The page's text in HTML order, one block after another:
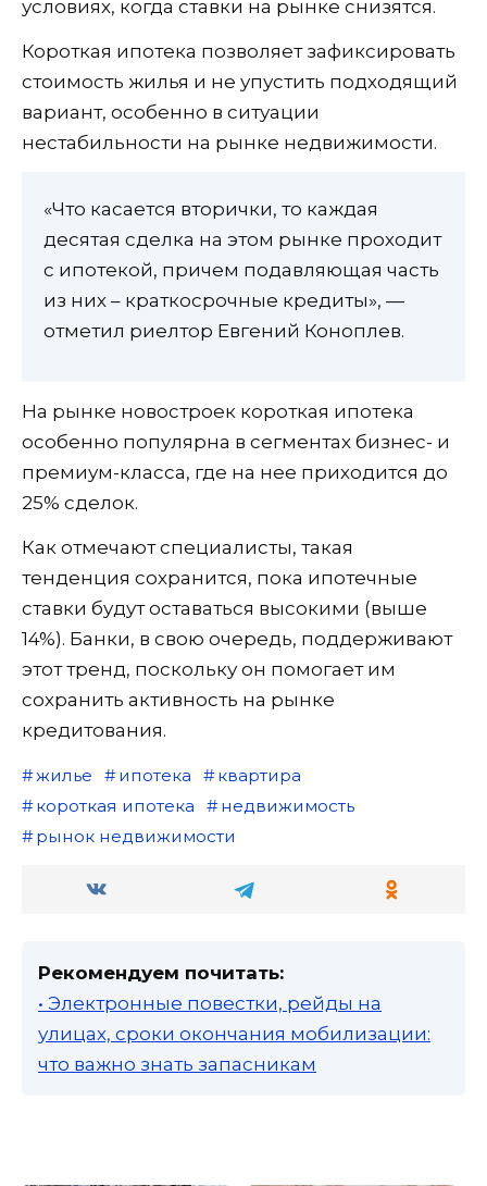
условиях, когда ставки на рынке снизятся.
Короткая ипотека позволяет зафиксировать
стоимость жилья и не упустить подходящий
вариант, особенно в ситуации
нестабильности на рынке недвижимости.
«Что касается вторички, то каждая
десятая сделка на этом рынке проходит
с ипотекой, причем подавляющая часть
из них – краткосрочные кредиты», —
отметил риелтор Евгений Коноплев.
На рынке новостроек короткая ипотека
особенно популярна в сегментах бизнес- и
премиум-класса, где на нее приходится до
25% сделок.
Как отмечают специалисты, такая
тенденция сохранится, пока ипотечные
ставки будут оставаться высокими (выше
14%). Банки, в свою очередь, поддерживают
этот тренд, поскольку он помогает им
сохранить активность на рынке
кредитования.
жилье ипотека
квартира
короткая ипотека
недвижимость
рынок недвижимости
Рекомендуем почитать:
• Электронные повестки, рейды на
улицах, сроки окончания мобилизации:
что важно знать запасникам